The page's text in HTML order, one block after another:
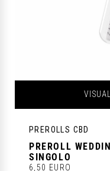
PREROLLS CBD
PREROLL
SINGOLO
6,50 EURO